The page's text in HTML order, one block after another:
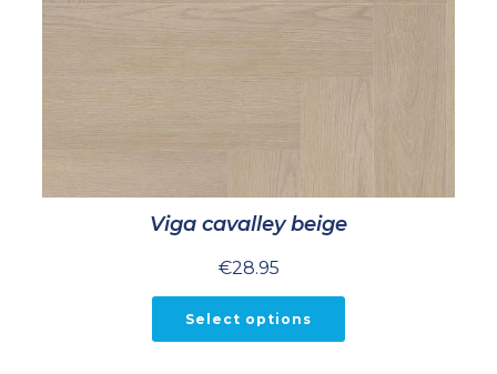
Viga cavalley beige
€28.95
Select options